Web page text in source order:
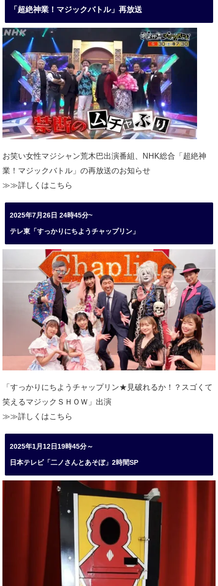
「超絶神業！マジックバトル」再放送
お笑い女性マジシャン荒木巴出演番組、
NHK総合「超絶神
業！マジックバトル」の再放送のお知らせ
≫≫詳しくはこちら
2025年7月26日 24時45分~
テレ東「すっかりにちようチャップリン」
「すっかりにちようチャップリン★見破れるか！？スゴくて
笑えるマジックＳＨＯＷ」出演
≫≫詳しくはこちら
2025年1月12日19時45分～
日本テレビ「二ノさんとあそぼ」2時間SP